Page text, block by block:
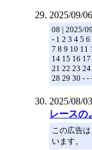
2025/09/
08 | 2025/
- 1 2 3 4 5 6
7 8 9 10 11
14 15 16
21 22 23
28 29 30 - -
2025/08/
レースの
この広告
います。